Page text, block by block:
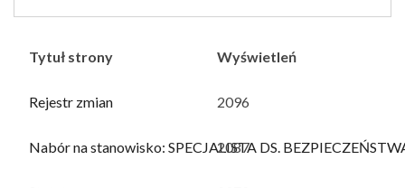
Tytuł strony Wyświetleń
Rejestr zmian 2096
Nabór na stanowisko: SPECJALISTA DS.
2087